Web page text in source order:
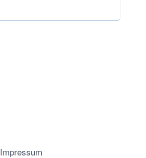
Impressum